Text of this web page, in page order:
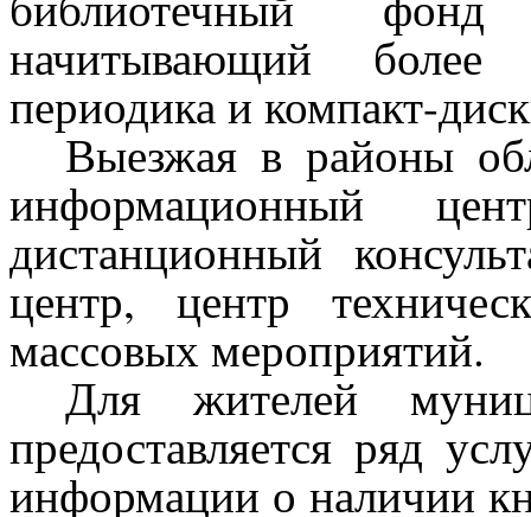
начитывающий
периодика и компакт-
Выезжая в районы
информационный
дистанционный
центр, центр
массовых мероприятий.
Для жителей
предоставляется ряд
информации о наличии